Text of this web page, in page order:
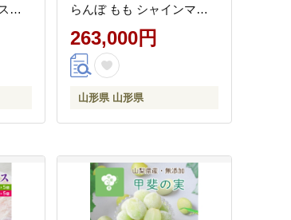
カ
ご
らんぼ もも シャインマス
カット ラ・フランス りん
ご F2Y-4431
263,000円
山形県 山形県